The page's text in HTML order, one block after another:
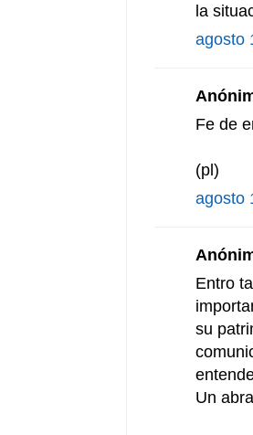
la
agosto
Fe de
(pl)
agosto
Entro
su
Un